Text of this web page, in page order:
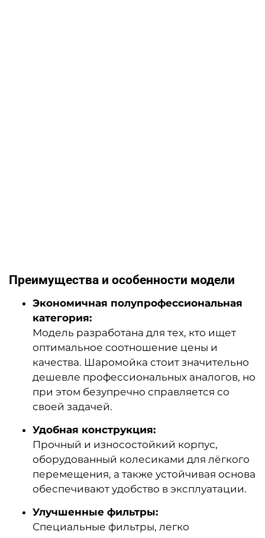
Преимущества и особенности модели
Экономичная полупрофессиональная
категория:
Модель разработана для тех, кто ищет
оптимальное соотношение цены и
качества. Шаромойка стоит значительно
дешевле профессиональных аналогов, но
при этом безупречно справляется со
своей задачей.
Удобная конструкция:
Прочный и износостойкий корпус,
оборудованный колесиками для лёгкого
перемещения, а также устойчивая основа
обеспечивают удобство в эксплуатации.
Улучшенные фильтры:
Специальные фильтры, легко